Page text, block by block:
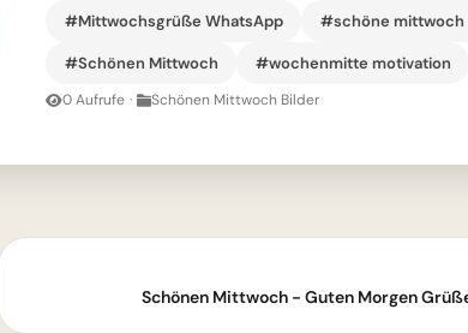
#Mittwochsgrüße WhatsApp #schöne mittwoch
#Schönen Mittwoch #wochenmitte motivation
0 Aufrufe · Schönen Mittwoch Bilder
Schönen Mittwoch - Guten Morgen